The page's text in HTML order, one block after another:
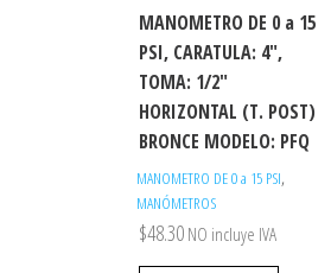
MANOMETRO DE 0 a 15
PSI, CARATULA: 4″,
TOMA: 1/2″
HORIZONTAL (T. POST)
BRONCE MODELO: PFQ
MANOMETRO DE 0 a 15 PSI,
MANÓMETROS
$48.30 NO incluye IVA